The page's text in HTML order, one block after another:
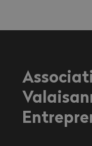
fortement